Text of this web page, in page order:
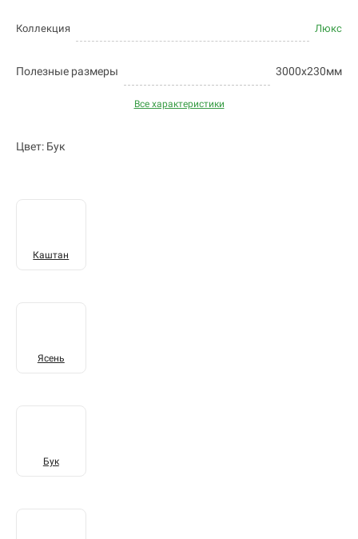
Коллекция Люкс
Полезные размеры 3000х230мм
Все характеристики
Цвет: Бук
Каштан
Ясень
Бук